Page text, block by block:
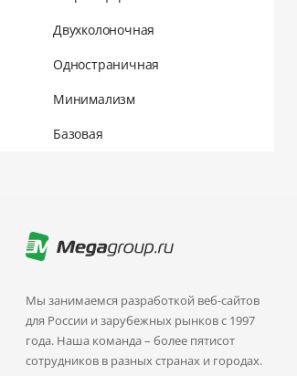
Двухколоночная
Одностраничная
Минимализм
Базовая
Мы занимаемся разработкой веб-сайтов
для России и зарубежных рынков с 1997
года. Наша команда – более пятисот
сотрудников в разных странах и городах.